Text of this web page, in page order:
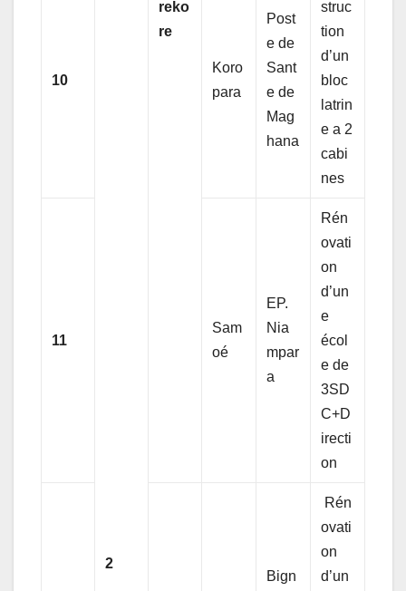
2
reko
re
10
Koro
para
Post
e de
Sant
e de
Mag
hana
struc
tion
d’un
bloc
latrin
e a 2
cabi
nes
11
Sam
oé
EP.
Nia
mpar
a
Rén
ovati
on
d’un
e
écol
e de
3SD
C+D
irecti
on
Bign
Rén
ovati
on
d’un